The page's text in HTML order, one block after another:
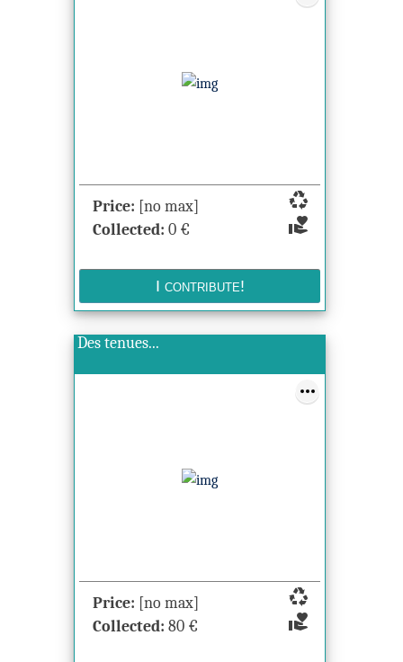
recycling
volunteer_activism
Price: [no max]
Collected: 0 €
Des tenues...
recycling
volunteer_activism
Price: [no max]
Collected: 80 €